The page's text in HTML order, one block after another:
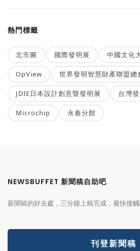
熱門標籤
北市圖 國際發明展 中國文化
OpView 世界發明智慧財產聯盟總
JDIE日本設計創意暨發明展 台灣
Microchip 永春分館
NEWSBUFFET 新聞稿自助吧
新聞稿的好去處，三分鐘上稿完成，最快接
刊登新聞稿